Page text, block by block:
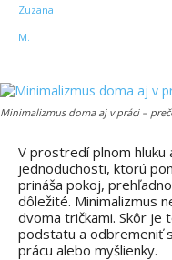
Minimalizmus doma aj v práci –
V prostredí plnom hluku
jednoduchosti, ktorú
prináša pokoj,
dôležité. Minimalizmus
dvoma tričkami. Skôr je
podstatu a odbremeniť
prácu alebo myšlienky.